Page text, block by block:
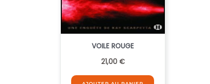
VOILE ROUGE
21,00 €